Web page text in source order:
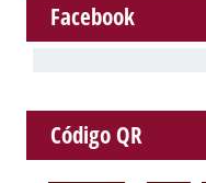
Facebook
Código QR